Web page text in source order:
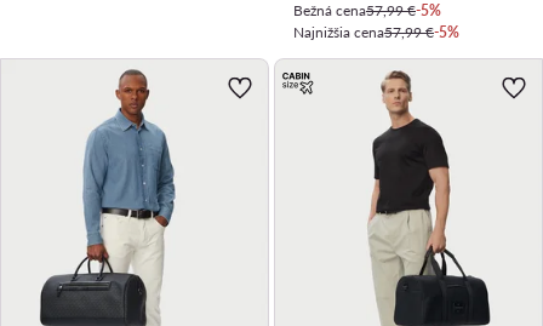
Bežná cena57,99 €-5%
Najnižšia cena57,99 €-5%